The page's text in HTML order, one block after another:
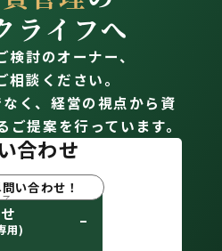
ライフへ
討のオーナー、
談ください。
く、経営の視点から資
提案を行っています。
合わせ
い合わせ！
用)